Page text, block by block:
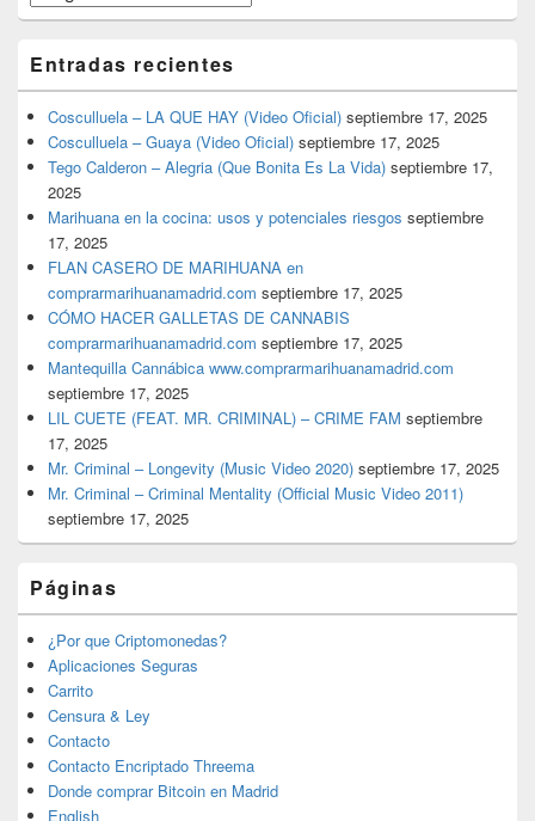
Entradas recientes
Cosculluela – LA QUE HAY (Video Oficial) septiembre 17, 2025
Cosculluela – Guaya (Video Oficial) septiembre 17, 2025
Tego Calderon – Alegria (Que Bonita Es La Vida) septiembre 17,
2025
Marihuana en la cocina: usos y potenciales riesgos septiembre
17, 2025
FLAN CASERO DE MARIHUANA en
comprarmarihuanamadrid.com septiembre 17, 2025
CÓMO HACER GALLETAS DE CANNABIS
comprarmarihuanamadrid.com septiembre 17, 2025
Mantequilla Cannábica www.comprarmarihuanamadrid.com
septiembre 17, 2025
LIL CUETE (FEAT. MR. CRIMINAL) – CRIME FAM septiembre
17, 2025
Mr. Criminal – Longevity (Music Video 2020) septiembre 17, 2025
Mr. Criminal – Criminal Mentality (Official Music Video 2011)
septiembre 17, 2025
Páginas
¿Por que Criptomonedas?
Aplicaciones Seguras
Carrito
Censura & Ley
Contacto
Contacto Encriptado Threema
Donde comprar Bitcoin en Madrid
English